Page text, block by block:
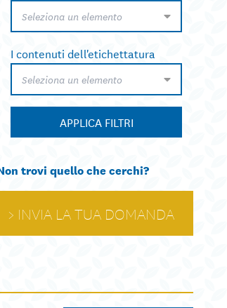
Seleziona un elemento
I contenuti dell'etichettatura
Seleziona un elemento
APPLICA FILTRI
trovi quello che cerchi?
INVIA LA TUA DOMANDA